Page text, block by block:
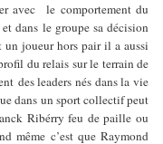
avec le comportement du
dans le groupe sa décision
un joueur hors pair il a aussi
du relais sur le terrain de
des leaders nés dans la vie
dans un sport collectif peut
Ribérry feu de paille ou
même c’est que Raymond